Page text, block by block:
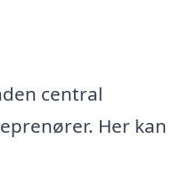
central
Her kan